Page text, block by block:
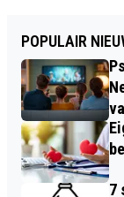
POPULAIR
7